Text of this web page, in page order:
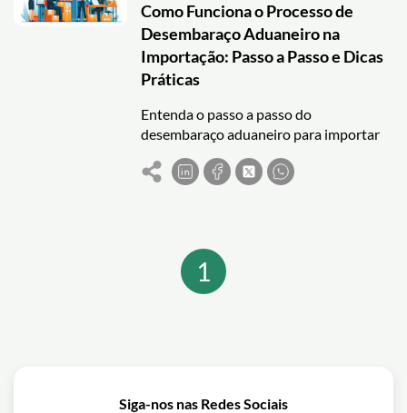
Como Funciona o Processo de
Desembaraço Aduaneiro na
Importação: Passo a Passo e Dicas
Práticas
Entenda o passo a passo do
desembaraço aduaneiro para importar
com segurança e eficiência, evitando
atrasos e prejuízos.
1
Siga-nos nas Redes Sociais